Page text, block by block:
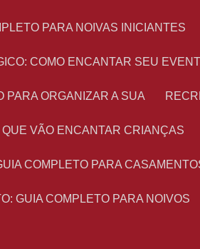
PARA NOIVAS INICIANTES
COMO ENCANTAR SEU
PARA ORGANIZAR A SUA
QUE VÃO ENCANTAR CRIANÇAS
COMPLETO PARA
GUIA COMPLETO PARA NOIVOS